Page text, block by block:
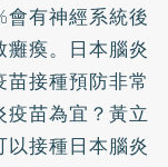
有神經系統後
瘓。日本腦炎
接種預防非常
疫苗為宜？黃立
接種日本腦炎